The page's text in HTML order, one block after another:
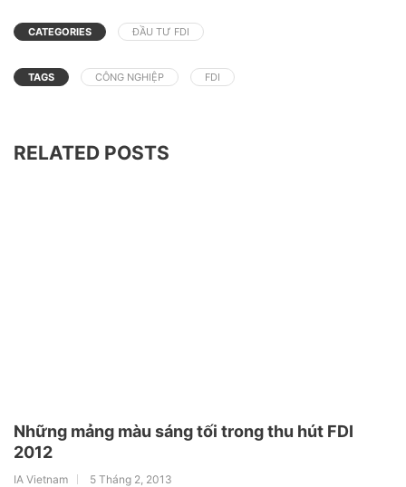
CATEGORIES ĐẦU TƯ FDI
TAGS CÔNG NGHIỆP FDI
RELATED POSTS
Những mảng màu sáng tối trong thu hút FDI
2012
IA Vietnam 5 Tháng 2, 2013